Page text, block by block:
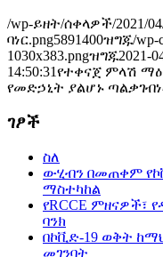
/wp-ይዘት/ሰቀላዎች/2021/
ባነር.png5891400ዝግጁ/wp-
1030x383.pngዝግጁ2021-
14:50:31የተቀናጀ ምላሽ
የመድኃኒት ያልሆኑ
ገፆች
ስለ
ውሂብን በመጠቀም
ማስተካከል
የRCCE ምዘናዎች፣
ባንክ
በኮቪድ-19 ወቅት
መገንባት